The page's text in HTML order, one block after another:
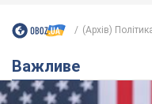
(Архів)
Важливе